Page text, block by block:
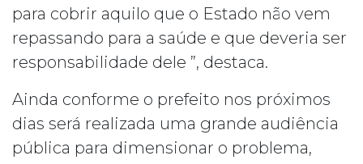
para cobrir aquilo que o Estado não vem
repassando para a saúde e que deveria ser
responsabilidade dele ”, destaca.
Ainda conforme o prefeito nos próximos
dias será realizada uma grande audiência
pública para dimensionar o problema,